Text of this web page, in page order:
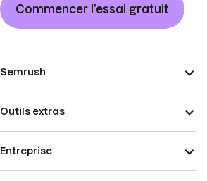
Commencer l’essai gratuit
Semrush
Outils extras
Entreprise